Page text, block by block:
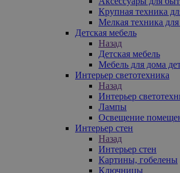
Крупная техника
Мелкая техника
Детская мебель
Назад
Детская мебель
Мебель для дома
Интерьер светотехника
Назад
Интерьер
Лампы
Освещение
Интерьер стен
Назад
Интерьер стен
Картины, гобелены
Ключницы